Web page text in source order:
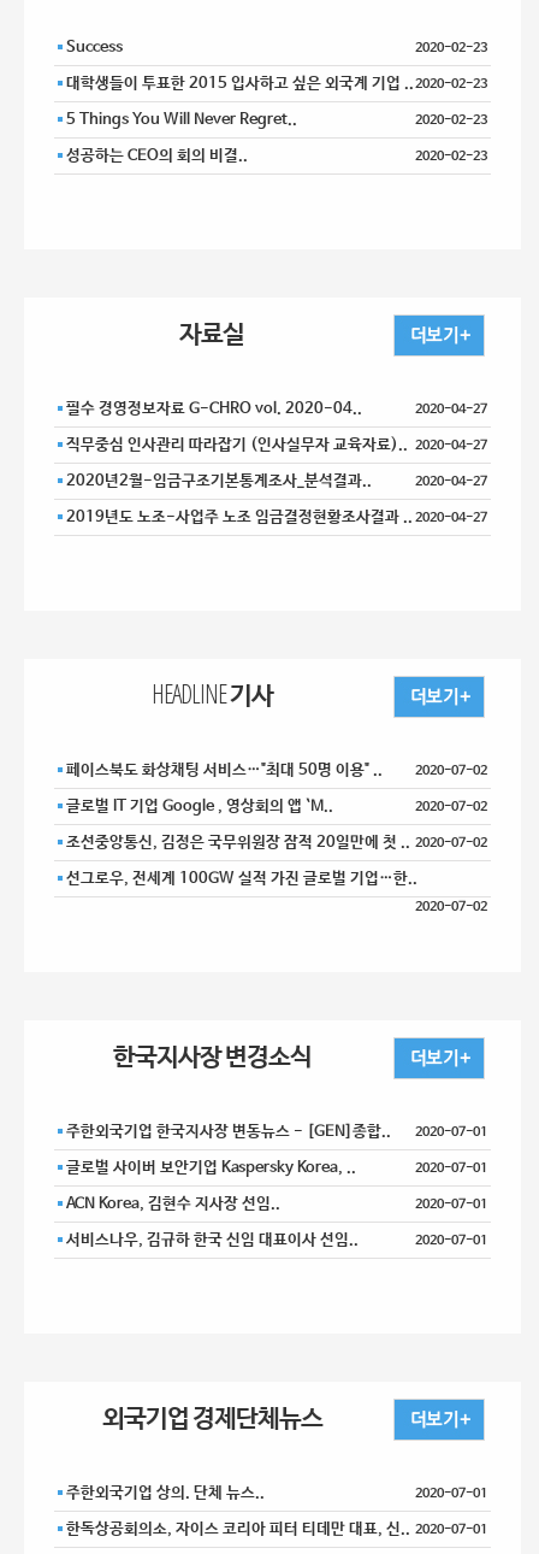
Success 2020-02-23
대학생들이 투표한 2015 입사하고 싶은 외국계 기업 ..2020-02-23
5 Things You Will Never Regret.. 2020-02-23
성공하는 CEO의 회의 비결.. 2020-02-23
자료실
필수 경영정보자료 G-CHRO vol. 2020-04.. 2020-04-27
직무중심 인사관리 따라잡기 (인사실무자 교육자료).. 2020-04-27
2020년2월-임금구조기본통계조사_분석결과.. 2020-04-27
2019년도 노조-사업주 노조 임금결정현황조사결과 .. 2020-04-27
HEADLINE 기사
페이스북도 화상채팅 서비스…"최대 50명 이용" .. 2020-07-02
글로벌 IT 기업 Google , 영상회의 앱 `M.. 2020-07-02
조선중앙통신, 김정은 국무위원장 잠적 20일만에 첫 .. 2020-07-02
선그로우, 전세계 100GW 실적 가진 글로벌 기업…한..
2020-07-02
한국지사장 변경소식
주한외국기업 한국지사장 변동뉴스 - [GEN]종합.. 2020-07-01
글로벌 사이버 보안기업 Kaspersky Korea, .. 2020-07-01
ACN Korea, 김현수 지사장 선임.. 2020-07-01
서비스나우, 김규하 한국 신임 대표이사 선임.. 2020-07-01
외국기업 경제단체뉴스
주한외국기업 상의. 단체 뉴스.. 2020-07-01
한독상공회의소, 자이스 코리아 피터 티데만 대표, 신.. 2020-07-01